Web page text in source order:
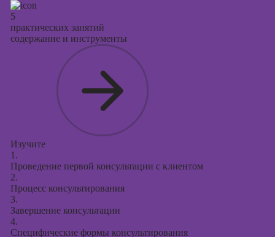
5
практических занятий
содержание и инструменты
Изучите
1.
Проведение первой консультации с клиентом
2.
Процесс консультирования
3.
Завершение консультации
4.
Специфические формы консультирования